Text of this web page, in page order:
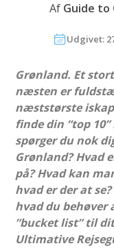
Af Guide to
Udgivet:
Grønland. Et
næsten er
næststørste
finde din “top
spørger du nok
Grønland? Hvad
på? Hvad kan
hvad er der at
hvad du
”bucket list” til
Ultimative